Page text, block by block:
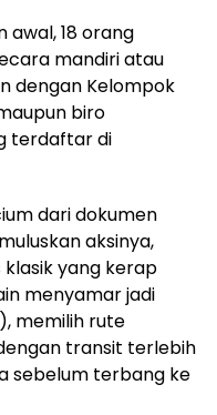
awal, 18 orang
mandiri atau
dengan Kelompok
biro
terdaftar di
dari dokumen
aksinya,
yang kerap
menyamar jadi
memilih rute
transit terlebih
sebelum terbang ke